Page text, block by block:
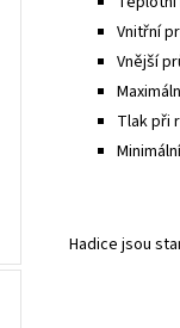
Vnitřní
Vnější
Tlak při
Hadice jsou